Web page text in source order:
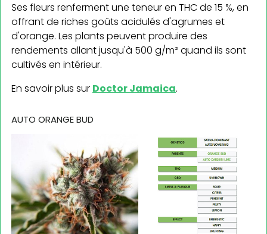
Ses fleurs renferment une teneur en THC de 15 %, en
offrant de riches goûts acidulés d'agrumes et
d'orange. Les plants peuvent produire des
rendements allant jusqu'à 500 g/m² quand ils sont
cultivés en intérieur.
En savoir plus sur Doctor Jamaica.
AUTO ORANGE BUD